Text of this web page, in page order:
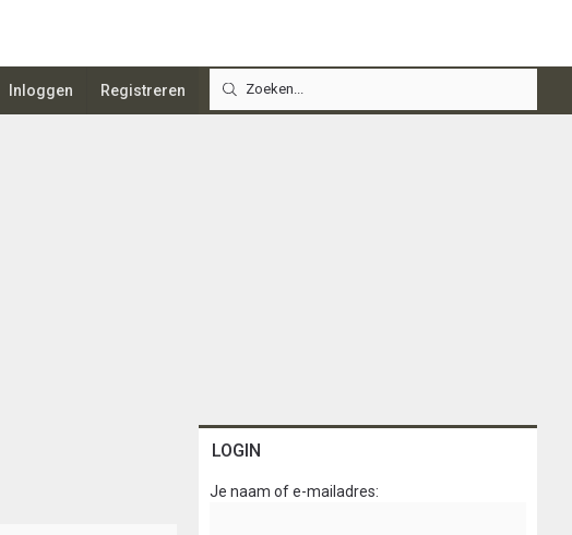
Inloggen Registreren
LOGIN
Je naam of e-mailadres